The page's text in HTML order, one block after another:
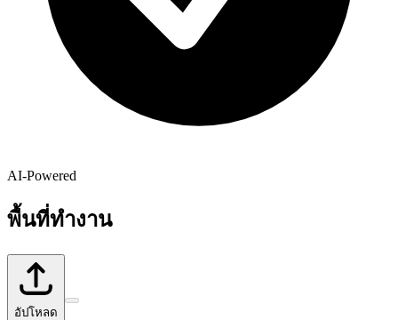
AI-Powered
พื้นที่ทำงาน
อัปโหลด